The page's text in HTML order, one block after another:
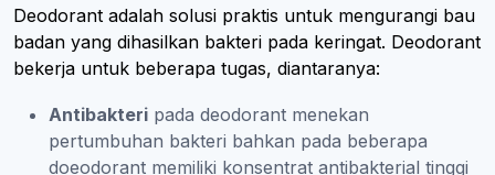
Deodorant adalah solusi praktis untuk mengurangi bau
badan yang dihasilkan bakteri pada keringat. Deodorant
bekerja untuk beberapa tugas, diantaranya:
Antibakteri pada deodorant menekan
pertumbuhan bakteri bahkan pada beberapa
doeodorant memiliki konsentrat antibakterial tinggi